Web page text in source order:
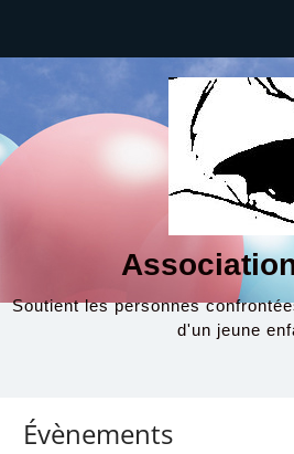
Soutient les personnes
d'un jeune
Évènements